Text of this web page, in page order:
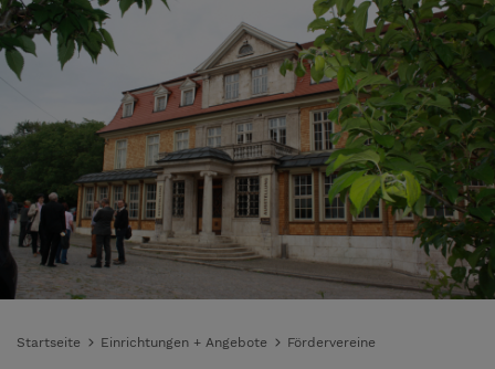
Startseite Einrichtungen + Angebote Fördervereine